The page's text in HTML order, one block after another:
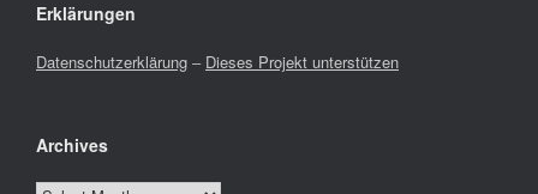
Erklärungen
Datenschutzerklärung – Dieses Projekt unterstützen
Archives